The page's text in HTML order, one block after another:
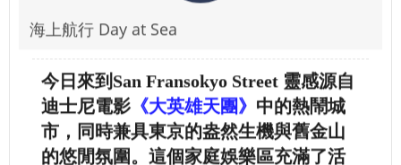
海上航行 Day at Sea
今日來到San Fransokyo Street 靈感源自
迪士尼電影 《大英雄天團》 中的熱鬧城
市，同時兼具東京的盎然生機與舊金山
的悠閒氛圍。這個家庭娛樂區充滿了活